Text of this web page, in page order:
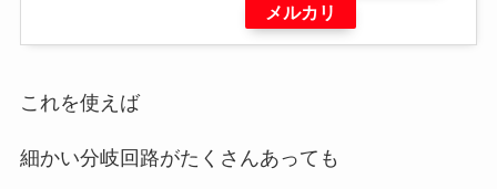
メルカリ
これを使えば
細かい分岐回路がたくさんあっても